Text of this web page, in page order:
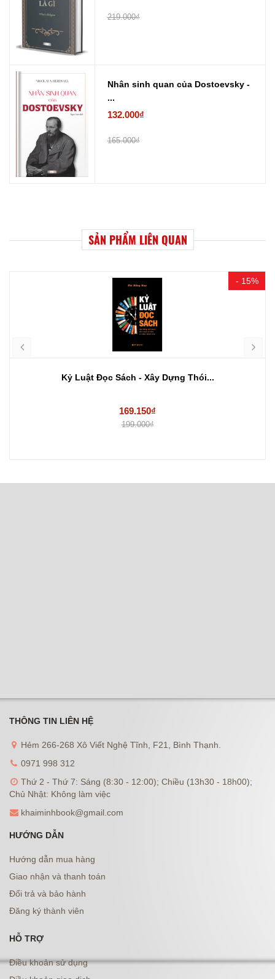
219.000₫
Nhân sinh quan của Dostoevsky -
...
132.000₫
165.000₫
SẢN PHẨM LIÊN QUAN
- 15%
Kỷ Luật Đọc Sách - Xây Dựng Thói...
169.150₫
199.000₫
THÔNG TIN LIÊN HỆ
Hẻm 266-268 Xô Viết Nghệ Tĩnh, F21, Bình Thạnh.
0971 998 312
Thứ 2 - Thứ 7: Sáng (8:30 - 12:00); Chiều (13h30 - 18h00);
Chủ Nhật: Không làm việc
khaiminhbook@gmail.com
HƯỚNG DẪN
Hướng dẫn mua hàng
Giao nhận và thanh toán
Đổi trả và bảo hành
Đăng ký thành viên
HỖ TRỢ
Điều khoản sử dụng